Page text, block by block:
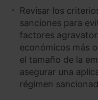
Revisar los
sanciones para
factores
económicos más
el tamaño de la
asegurar una
régimen